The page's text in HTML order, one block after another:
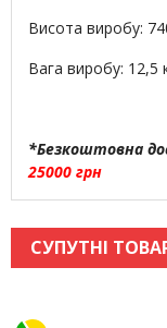
Висота виробу:
Вага виробу: 12,5
*Безкоштовна
25000 грн
СУПУТНІ